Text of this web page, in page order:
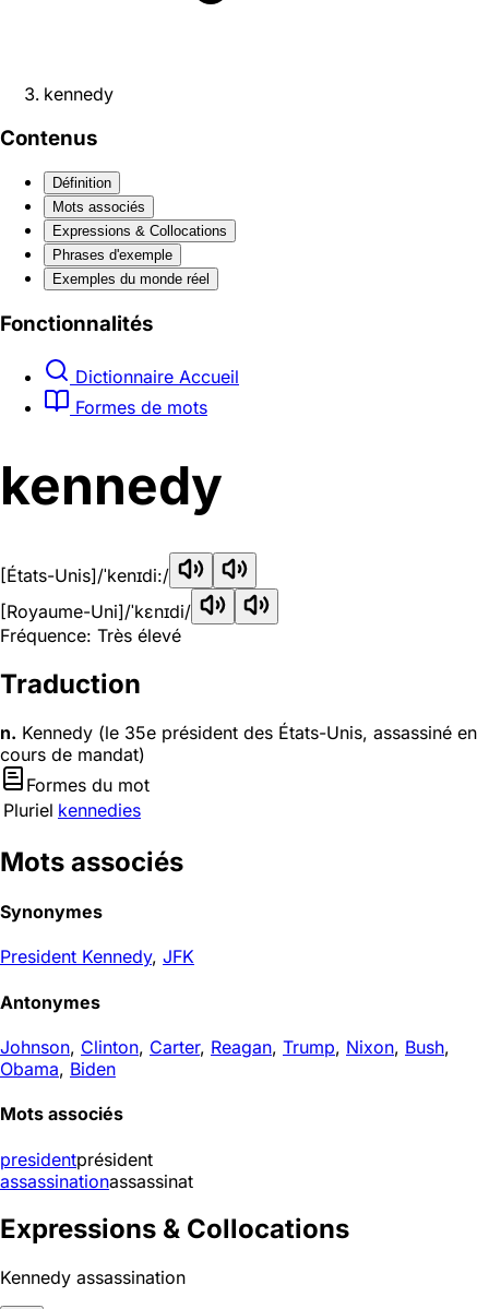
kennedy
Contenus
Définition
Mots associés
Expressions & Collocations
Phrases d'exemple
Exemples du monde réel
Fonctionnalités
Dictionnaire Accueil
Formes de mots
kennedy
[États-Unis]/ˈkenɪdi:/
[Royaume-Uni]/ˈkɛnɪdi/
Fréquence: Très élevé
Traduction
n. Kennedy (le 35e président des États-Unis, assassiné en
cours de mandat)
Formes du mot
Pluriel kennedies
Mots associés
Synonymes
President Kennedy, JFK
Antonymes
Johnson, Clinton, Carter, Reagan, Trump, Nixon, Bush,
Obama, Biden
Mots associés
presidentprésident
assassinationassassinat
Expressions & Collocations
Kennedy assassination